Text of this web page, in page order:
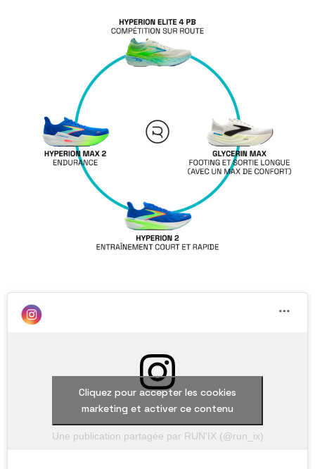
Une publication partagée par RUN'IX (@run_ix)
Cliquez pour accepter les cookies
marketing et activer ce contenu